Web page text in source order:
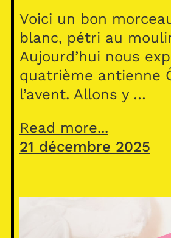
Voici un bon
blanc, pétri au
Aujourd’hui nous
quatrième antienne
l’avent. Allons y …
Read more...
21 décembre 2025